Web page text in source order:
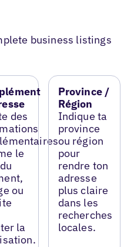
business listings
des
le
ou
la
Province /
Région
Indique ta
province
ou région
pour
rendre ton
adresse
plus claire
dans les
recherches
locales.